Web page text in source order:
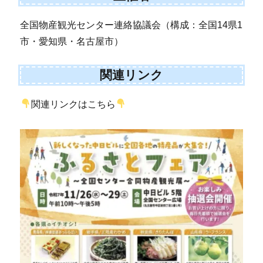
全国物産観光センター連絡協議会（構成：全国14県1
市・愛知県・名古屋市）
関連リンク
関連リンクはこちら